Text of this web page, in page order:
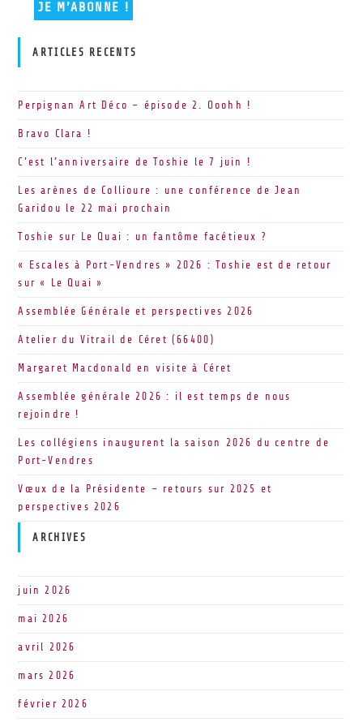
ARTICLES RECENTS
Perpignan Art Déco – épisode 2. Ooohh !
Bravo Clara !
C’est l’anniversaire de Toshie le 7 juin !
Les arènes de Collioure : une conférence de Jean
Garidou le 22 mai prochain
Toshie sur Le Quai : un fantôme facétieux ?
« Escales à Port-Vendres » 2026 : Toshie est de retour
sur « Le Quai »
Assemblée Générale et perspectives 2026
Atelier du Vitrail de Céret (66400)
Margaret Macdonald en visite à Céret
Assemblée générale 2026 : il est temps de nous
rejoindre !
Les collégiens inaugurent la saison 2026 du centre de
Port-Vendres
Vœux de la Présidente – retours sur 2025 et
perspectives 2026
ARCHIVES
juin 2026
mai 2026
avril 2026
mars 2026
février 2026